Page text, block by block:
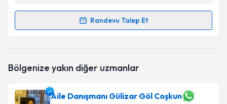
Randevu Talep Et
Randevu Takvimi Talebi
CTSSiçin randevu takvimi talebi oluşturun. Size bu
hazırlandığında e-posta ile bilgilendireceğiz.
Bölgenize yakın diğer uzmanlar
Aile Danışmanı Gülizar Göl Coşkun